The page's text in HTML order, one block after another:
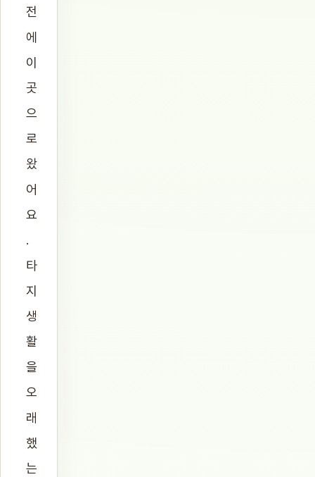
전
에
이
곳
으
로
왔
어
요
.
타
지
생
활
을
오
래
했
는